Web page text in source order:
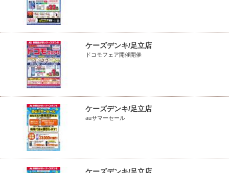
ケーズデンキ/足立店
ドコモフェア開催開催
ケーズデンキ/足立店
auサマーセール